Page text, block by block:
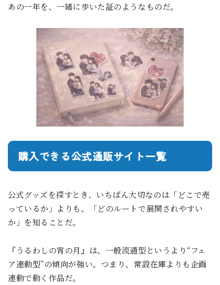
あの一年を、一緒に歩いた証のようなものだ。
購入できる公式通販サイト一覧
公式グッズを探すとき、いちばん大切なのは「どこで売
っているか」よりも、「どのルートで展開されやすい
か」を知ることだ。
『うるわしの宵の月』は、一般流通型というより“フェ
ア連動型”の傾向が強い。つまり、常設在庫よりも企画
連動で動く作品だ。